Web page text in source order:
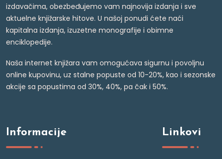
izdavačima, obezbeđujemo vam najnovija izdanja i sve
aktuelne knjižarske hitove. U našoj ponudi ćete naći
kapitalna izdanja, izuzetne monografije i obimne
enciklopedije.
Naša internet knjižara vam omogućava sigurnu i povoljnu
online kupovinu, uz stalne popuste od 10-20%, kao i sezonske
akcije sa popustima od 30%, 40%, pa čak i 50%.
Informacije Linkovi